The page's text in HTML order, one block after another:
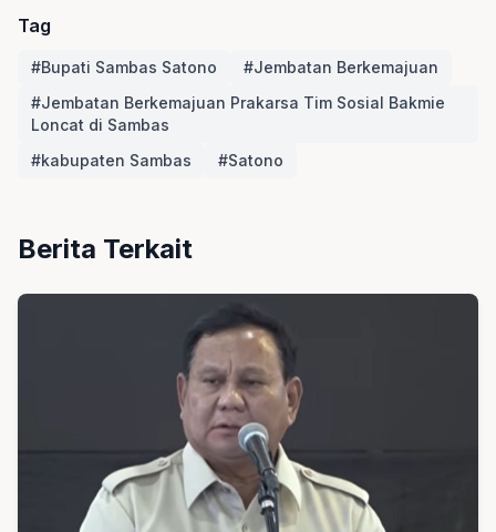
Tag
#Bupati Sambas Satono
#Jembatan Berkemajuan
#Jembatan Berkemajuan Prakarsa Tim Sosial Bakmie
Loncat di Sambas
#kabupaten Sambas
#Satono
Berita Terkait